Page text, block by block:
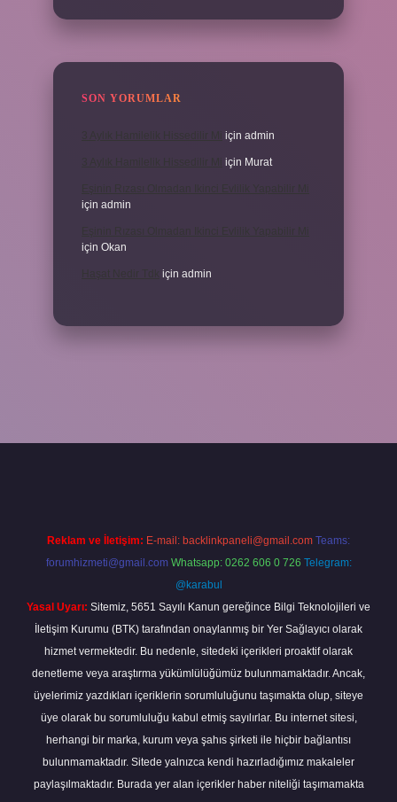
SON YORUMLAR
için admin
için Murat
için admin
için Okan
için admin
Reklam ve İletişim: E-mail: backlinkpaneli@gmail.com Teams:
forumhizmeti@gmail.com Whatsapp: 0262 606 0 726 Telegram:
@karabul
Yasal Uyarı: Sitemiz, 5651 Sayılı Kanun gereğince Bilgi Teknolojileri ve
İletişim Kurumu (BTK) tarafından onaylanmış bir Yer Sağlayıcı olarak
hizmet vermektedir. Bu nedenle, sitedeki içerikleri proaktif olarak
denetleme veya araştırma yükümlülüğümüz bulunmamaktadır. Ancak,
üyelerimiz yazdıkları içeriklerin sorumluluğunu taşımakta olup, siteye
üye olarak bu sorumluluğu kabul etmiş sayılırlar. Bu internet sitesi,
herhangi bir marka, kurum veya şahıs şirketi ile hiçbir bağlantısı
bulunmamaktadır. Sitede yalnızca kendi hazırladığımız makaleler
paylaşılmaktadır. Burada yer alan içerikler haber niteliği taşımamakta